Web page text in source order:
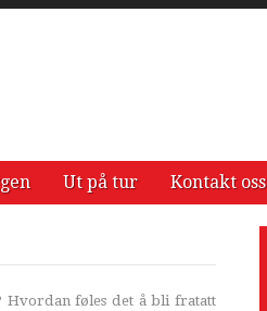
Ut på tur Kontakt oss
føles det å bli fratatt